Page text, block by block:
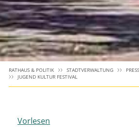
RATHAUS & POLITIK STADTVERWALTUNG
JUGEND KULTUR FESTIVAL
Vorlesen